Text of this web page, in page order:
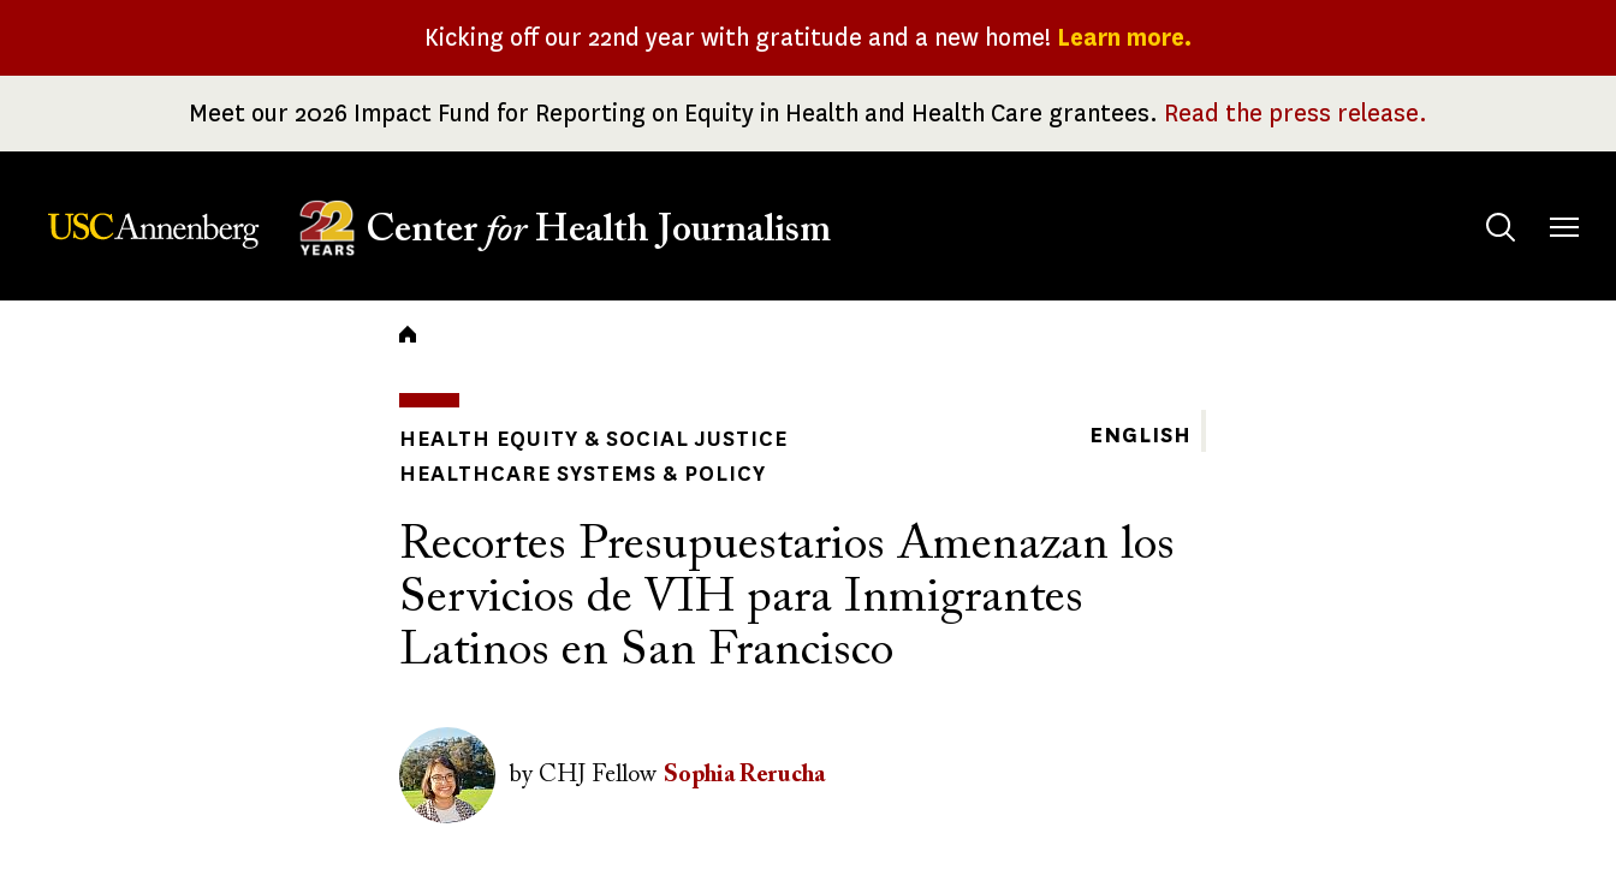
Kicking off our 22nd year with gratitude and a new home! Learn more.
Meet our 2026 Impact Fund for Reporting on Equity in Health and Health Care grantees. Read the press release.
Center forHealth Journalism
Toggle
Breadcrumb
ENGLISH
HEALTH EQUITY & SOCIAL JUSTICE
HEALTHCARE SYSTEMS & POLICY
Recortes Presupuestarios Amenazan los
Servicios de VIH para Inmigrantes
Latinos en San Francisco
Image
byCHJ Fellow Sophia Rerucha